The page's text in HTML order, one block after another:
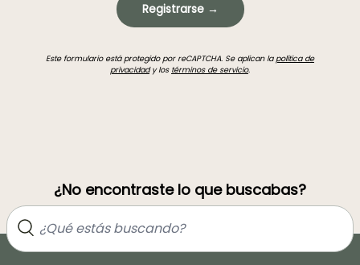
Registrarse →
Este formulario está protegido por reCAPTCHA. Se aplican lapolítica de
privacidady los términos de servicio.
¿No encontraste lo que buscabas?